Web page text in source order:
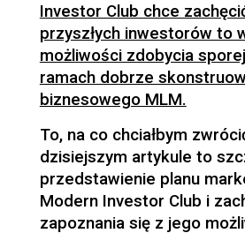
Investor Club chce
przyszłych inwestorów to
możliwości zdobycia
ramach dobrze
biznesowego MLM.
To, na co chciałbym
dzisiejszym artykule to
przedstawienie planu
Modern Investor Club i
zapoznania się z jego